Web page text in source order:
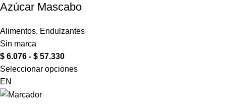
Azúcar Mascabo
Alimentos, Endulzantes
Sin marca
$ 6.076 - $ 57.330
Seleccionar opciones
EN